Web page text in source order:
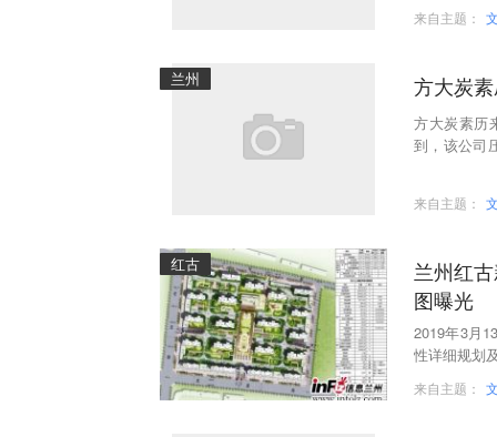
来自主题：
兰州 方大炭
方大炭素历
到，该公司
来自主题：
红古
兰州红
图曝光
2019年3月
性详细规划
来自主题：